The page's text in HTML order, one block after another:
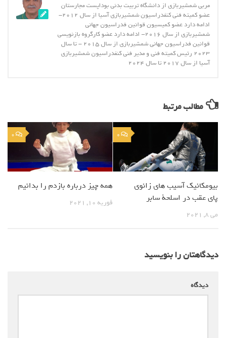
مربی شمشیربازی از دانشگاه تربیت بدنی بوداپست مجارستان
عضو کمیته فنی کنفدراسیون شمشیربازی آسیا از سال 2012-
ادامه دارد عضو کمیسیون قوانین فدراسیون جهانی
شمشیربازی از سال 2016- ادامه دارد عضو کارگروه بازنویسی
قوانین فدراسیون جهانی شمشیربازی از سال 2015 - تا سال
2023 رئیس کمیته فنی و مدیر فنی کنفدراسیون شمشیربازی
آسیا از سال 2017 تا سال 2024
مطالب مرتبط
0
بیومکانیک آسیب های زانوی
پای عقب در اسلحة سابر
می 8, 2021
0
همه چیز درباره بازدم را بدانیم
فوریه 10, 2021
دیدگاهتان را بنویسید
دیدگاه